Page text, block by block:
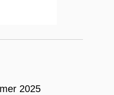
2025